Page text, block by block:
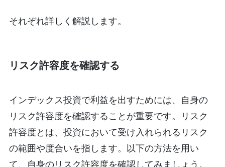
それぞれ詳しく解説します。
リスク許容度を確認する
インデックス投資で利益を出すためには、自身の
リスク許容度を確認することが重要です。リスク
許容度とは、投資において受け入れられるリスク
の範囲や度合いを指します。以下の方法を用い
て、自身のリスク許容度を確認してみましょう。